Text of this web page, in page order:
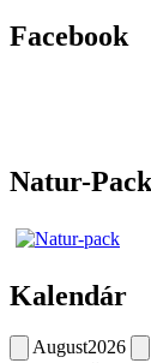
Facebook
Natur-Pack
Kalendár
August2026